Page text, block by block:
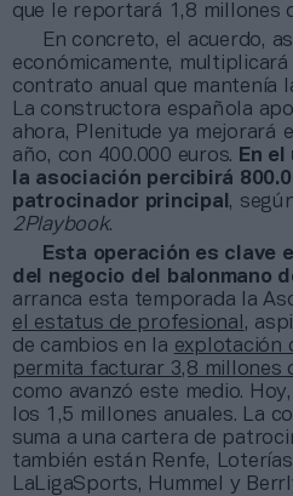
que le reportará 1,8 millones
En concreto, el acuerdo,
económicamente,
contrato anual que mantenía
La constructora española
ahora, Plenitude ya mejorará
año, con 400.000 euros. En
la asociación percibirá
patrocinador principal ,
2Playbook.
Esta operación es clave
del negocio del balonmano
arranca esta temporada la
el estatus de profesional ,
de cambios en la explotación
permita facturar 3,8 millones
como avanzó este medio.
los 1,5 millones anuales. La
suma a una cartera de
también están Renfe,
LaLigaSports, Hummel y